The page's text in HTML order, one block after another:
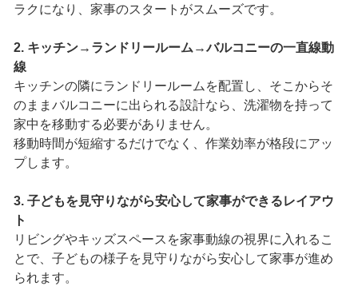
ラクになり、家事のスタートがスムーズです。
2. キッチン→ランドリールーム→バルコニーの一直線動
線
キッチンの隣にランドリールームを配置し、そこからそ
のままバルコニーに出られる設計なら、洗濯物を持って
家中を移動する必要がありません。
移動時間が短縮するだけでなく、作業効率が格段にアッ
プします。
3. 子どもを見守りながら安心して家事ができるレイアウ
ト
リビングやキッズスペースを家事動線の視界に入れるこ
とで、子どもの様子を見守りながら安心して家事が進め
られます。